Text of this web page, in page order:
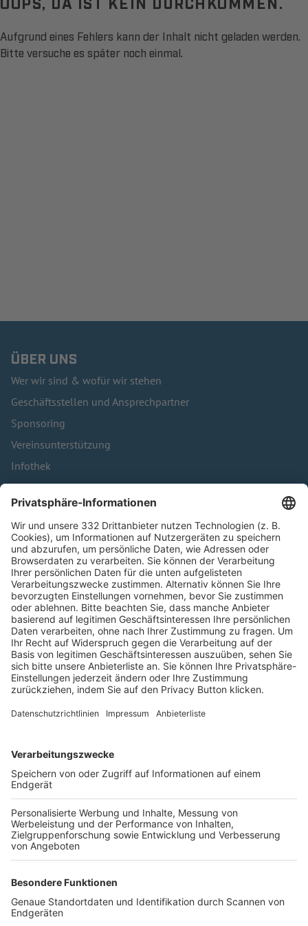
Aufgrund eines Fehlers kann der Inhalt nicht geladen werden.
Bitte versuche es später noch einmal.
ÜBER UNS
Wer wir sind & wofür wir stehen
Geschäftsstellen und Ansprechpartner
Sponsoring
Vereinsunterstützung
Infothek
Kontakt
HÄUFIG BESUCHTE SEITEN
Pässe und Vereinswechsel
Trainerausbildung
Schulungsangebot Vereinsmitarbeiter
BFV-Geschäftsstellen
Trainerbörse
Login SpielPlus
FOLGE DEM BFV
TOP-VEREINE
TOP-PARTNER